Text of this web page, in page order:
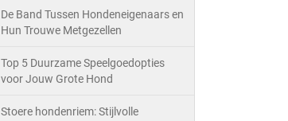
De Band Tussen Hondeneigenaars en
Hun Trouwe Metgezellen
Top 5 Duurzame Speelgoedopties
voor Jouw Grote Hond
Stoere hondenriem: Stijlvolle